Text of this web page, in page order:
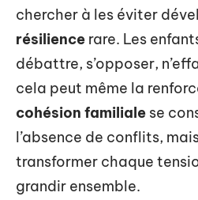
chercher à les éviter
résilience rare. Les
débattre, s’opposer,
cela peut même la
cohésion familiale se
l’absence de conflits,
transformer chaque
grandir ensemble.